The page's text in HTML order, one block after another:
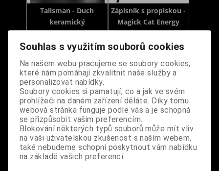
Talisman - Duch
keramický
Dodání dny: skladem
Cena: 260 Kč
Koupit
Zápisník s propiskou -
Magick Cat Energy
Dodání dny: skladem
450 Kč
Koupit
NOVINKA NOVINKA
Souhlas s využitím souborů cookies
Na našem webu pracujeme se soubory cookies,
které nám pomáhají zkvalitnit naše služby a
personalizovat nabídky.
Soubory cookies si pamatují, co a jak ve svém
prohlížeči na daném zařízení děláte. Díky tomu
webová stránka funguje podle vás a je schopná
se přizpůsobit vašim preferencím.
Blokování některých typů souborů může mít vliv
na vaši uživatelskou zkušenost s naším webem,
také nebudeme schopni poskytnout vám nabídku
na základě vašich preferencí.